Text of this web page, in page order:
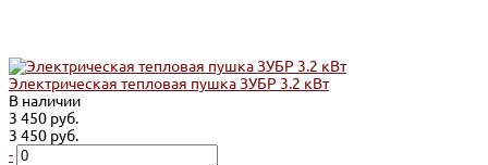
Электрическая тепловая пушка ЗУБР 3.2 кВт
В наличии
3 450 руб.
3 450 руб.
-